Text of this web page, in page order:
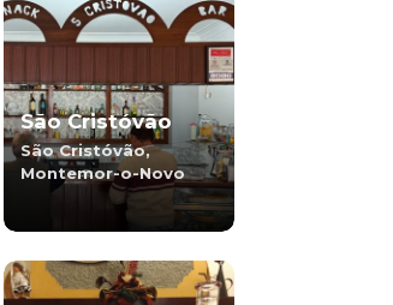
São Cristóvão
São Cristóvão,
Montemor-o-Novo